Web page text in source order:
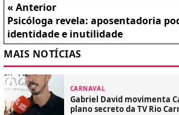
« Anterior
Psicóloga revela: aposentadoria
identidade e inutilidade
MAIS NOTÍCIAS
CARNAVAL
Gabriel David movimenta
plano secreto da TV Rio